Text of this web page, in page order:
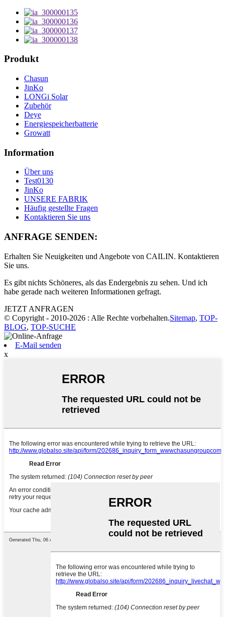
Produkt
Chasun
JinKo
LONGi Solar
Zubehör
Deye
Energiespeicherbatterie
Growatt
Information
Über uns
Test0130
JinKo
UNSERE FABRIK
Häufig gestellte Fragen
Kontaktieren Sie uns
ANFRAGE SENDEN:
Erhalten Sie Neuigkeiten und Angebote von CAILIN. Kontaktieren
Sie uns.
Es gibt nichts Schöneres, als das Endergebnis zu sehen. Und ich
habe gerade nach weiteren Informationen gefragt.
JETZT ANFRAGEN
© Copyright - 2010-2026 : Alle Rechte vorbehalten.Sitemap, TOP-
BLOG, TOP-SUCHE
E-Mail senden
x